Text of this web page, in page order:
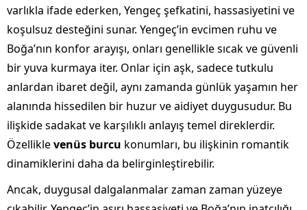
varlıkla ifade ederken, Yengeç şefkatini, hassasiyetini ve
koşulsuz desteğini sunar. Yengeç’in evcimen ruhu ve
Boğa’nın konfor arayışı, onları genellikle sıcak ve güvenli
bir yuva kurmaya iter. Onlar için aşk, sadece tutkulu
anlardan ibaret değil, aynı zamanda günlük yaşamın her
alanında hissedilen bir huzur ve aidiyet duygusudur. Bu
ilişkide sadakat ve karşılıklı anlayış temel direklerdir.
Özelliklevenüs burcu konumları, bu ilişkinin romantik
dinamiklerini daha da belirginleştirebilir.
Ancak, duygusal dalgalanmalar zaman zaman yüzeye